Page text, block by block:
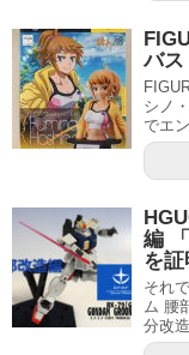
バス
シノ
でエ
編
を証
それ
ム 腰
分改